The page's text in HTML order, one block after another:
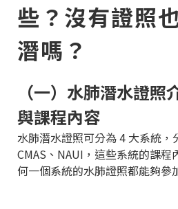
些？沒有證照
潛嗎？
（一）水肺潛水證照
與課程內容
水肺潛水證照可分為 4 大系統，
CMAS、NAUI，這些系統的課
何一個系統的水肺證照都能夠參